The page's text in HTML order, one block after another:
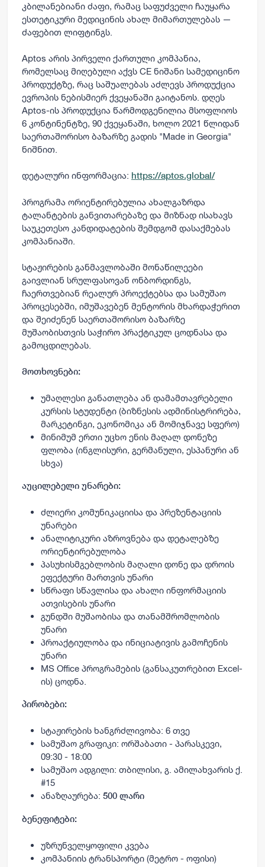
კბილანებიანი ძაფი, რამაც საფუძველი ჩაუყარა
ესთეტიკური მედიცინის ახალ მიმართულებას —
ძაფებით ლიფტინგს.
Aptos არის პირველი ქართული კომპანია,
რომელსაც მიღებული აქვს CE ნიშანი სამედიცინო
პროდუქტზე, რაც საშუალებას აძლევს პროდუქცია
ევროპის ნებისმიერ ქვეყანაში გაიტანოს. დღეს
Aptos-ის პროდუქცია წარმოდგენილია მსოფლიოს
6 კონტინენტზე, 90 ქვეყანაში, ხოლო 2021 წლიდან
საერთაშორისო ბაზარზე გადის "Made in Georgia"
ნიშნით.
დეტალური ინფორმაცია: https://aptos.global/
პროგრამა ორიენტირებულია ახალგაზრდა
ტალანტების განვითარებაზე და მიზნად ისახავს
საუკეთესო კანდიდატების შემდგომ დასაქმებას
კომპანიაში.
სტაჟირების განმავლობაში მონაწილეები
გაივლიან სრულფასოვან ონბორდინგს,
ჩაერთვებიან რეალურ პროექტებსა და სამუშაო
პროცესებში, იმუშავებენ მენტორის მხარდაჭერით
და შეიძენენ საერთაშორისო ბაზარზე
მუშაობისთვის საჭირო პრაქტიკულ ცოდნასა და
გამოცდილებას.
მოთხოვნები:
უმაღლესი განათლება ან დამამთავრებელი
კურსის სტუდენტი (ბიზნესის ადმინისტრირება,
მარკეტინგი, ეკონომიკა ან მომიჯნავე სფერო)
მინიმუმ ერთი უცხო ენის მაღალ დონეზე
ფლობა (ინგლისური, გერმანული, ესპანური ან
სხვა)
აუცილებელი უნარები:
ძლიერი კომუნიკაციისა და პრეზენტაციის
უნარები
ანალიტიკური აზროვნება და დეტალებზე
ორიენტირებულობა
პასუხისმგებლობის მაღალი დონე და დროის
ეფექტური მართვის უნარი
სწრაფი სწავლისა და ახალი ინფორმაციის
ათვისების უნარი
გუნდში მუშაობისა და თანამშრომლობის
უნარი
პროაქტიულობა და ინიციატივის გამოჩენის
უნარი
MS Office პროგრამების (განსაკუთრებით Excel-
ის) ცოდნა.
პირობები:
სტაჟირების ხანგრძლივობა: 6 თვე
სამუშაო გრაფიკი: ორშაბათი - პარასკევი,
09:30 - 18:00
სამუშაო ადგილი: თბილისი, გ. ამილახვარის ქ.
#15
ანაზღაურება: 500 ლარი
ბენეფიტები:
უზრუნველყოფილი კვება
კომპანიის ტრანსპორტი (მეტრო - ოფისი)